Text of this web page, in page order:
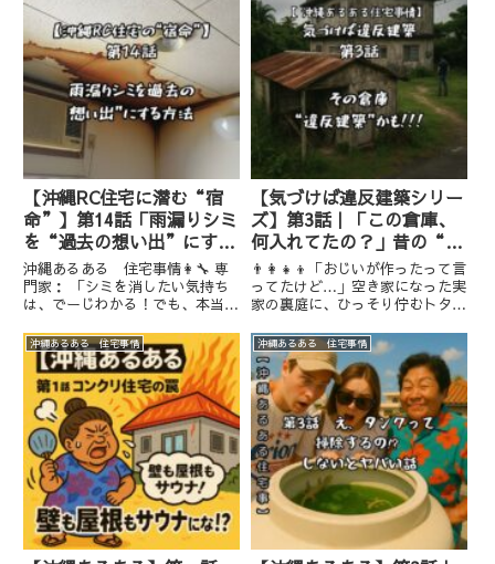
【沖縄RC住宅に潜む“宿
命”】第14話「雨漏りシミ
を“過去の想い出”にする
方法」
沖縄あるある 住宅事情👩‍🔧 専
門家： 「シミを消したい気持ち
は、でーじわかる！でも、本当に
か』を調べることだわけよ！」な
ぜプロに頼むべきなの？「雨漏り
シミ」は、お家が「SOS！」と
叫んでいるサインでしたね。そ...
【気づけば違反建築シリー
ズ】第3話｜「この倉庫、
何入れてたの？」昔の“物
置”が今の悩みのタネ!?
👨‍👩‍👧‍👦「おじいが作ったって言
ってたけど…」空き家になった実
家の裏庭に、ひっそり佇むトタン
ガスボンベ？何が入ってたのかも
わからないその建物は、建てられ
た経緯も不明。今となっては「謎
の構造物」になってしまっ...
沖縄あるある 住宅事情 沖縄あるある 住宅事情